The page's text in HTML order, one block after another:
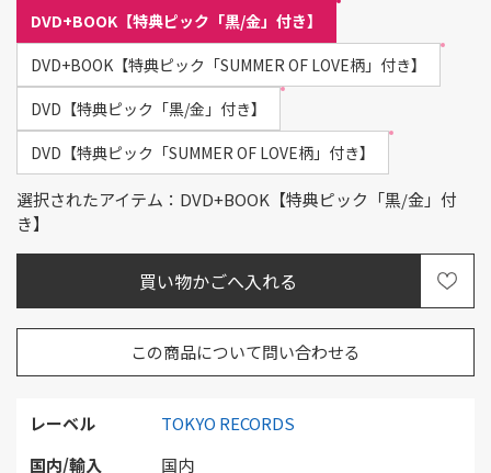
レーベル
TOKYO RECORDS
国内/輸入
国内
DVD+BOOK【特典ピック「黒/金」付き】
DVD+BOOK【特典ピック「SUMMER OF LOVE柄」付き】
DVD【特典ピック「黒/金」付き】
DVD【特典ピック「SUMMER OF LOVE柄」付き】
選択されたアイテム：DVD+BOOK【特典ピック「黒/金」付
き】
この商品について問い合わせる